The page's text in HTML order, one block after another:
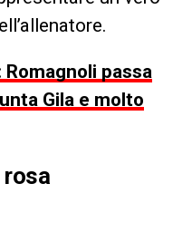
passa
Gila e molto
rosa